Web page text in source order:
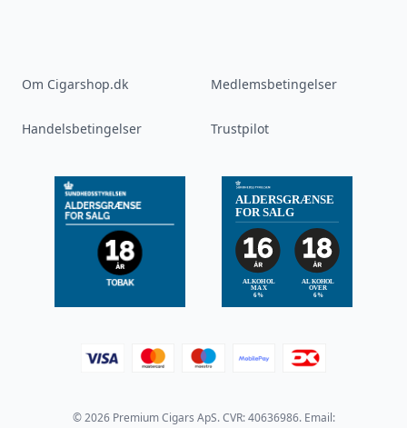
Om Cigarshop.dk
Handelsbetingelser
Medlemsbetingelser
Trustpilot
© 2026 Premium Cigars ApS. CVR: 40636986. Email: